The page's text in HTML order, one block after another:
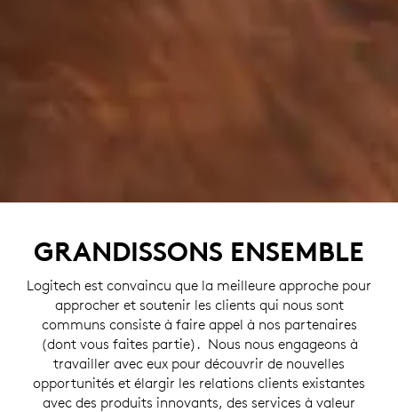
GRANDISSONS ENSEMBLE
Logitech est convaincu que la meilleure approche pour
approcher et soutenir les clients qui nous sont
communs consiste à faire appel à nos partenaires
(dont vous faites partie). Nous nous engageons à
travailler avec eux pour découvrir de nouvelles
opportunités et élargir les relations clients existantes
avec des produits innovants, des services à valeur